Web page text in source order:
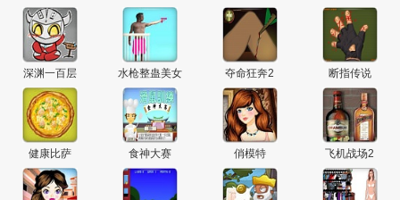
主
深渊一百层 水枪整蛊美女 夺命狂奔2 断指传说
健康比萨 食神大赛 俏模特 飞机战场2